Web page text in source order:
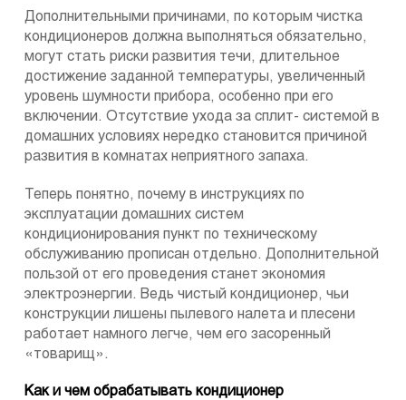
Дополнительными причинами, по которым чистка
кондиционеров должна выполняться обязательно,
могут стать риски развития течи, длительное
достижение заданной температуры, увеличенный
уровень шумности прибора, особенно при его
включении. Отсутствие ухода за сплит- системой в
домашних условиях нередко становится причиной
развития в комнатах неприятного запаха.
Теперь понятно, почему в инструкциях по
эксплуатации домашних систем
кондиционирования пункт по техническому
обслуживанию прописан отдельно. Дополнительной
пользой от его проведения станет экономия
электроэнергии. Ведь чистый кондиционер, чьи
конструкции лишены пылевого налета и плесени
работает намного легче, чем его засоренный
«товарищ».
Как и чем обрабатывать кондиционер